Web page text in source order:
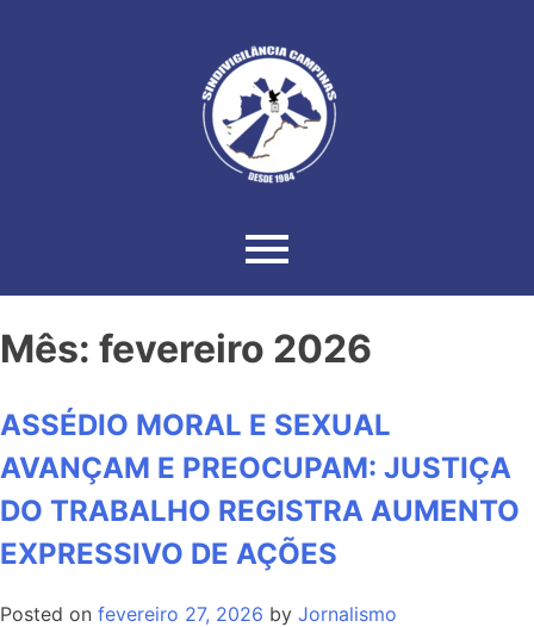
Mês: fevereiro 2026
ASSÉDIO MORAL E SEXUAL
AVANÇAM E PREOCUPAM: JUSTIÇA
DO TRABALHO REGISTRA AUMENTO
EXPRESSIVO DE AÇÕES
Posted on fevereiro 27, 2026 by Jornalismo